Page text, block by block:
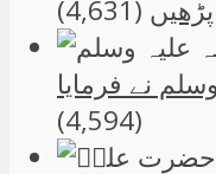
(4,631)
نے فرمایا
(4,594)